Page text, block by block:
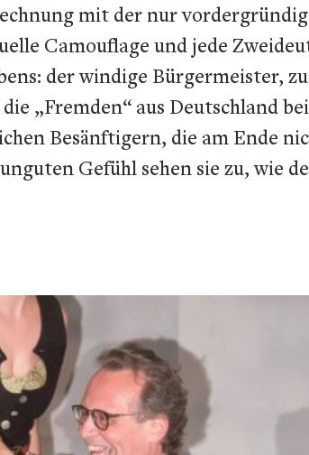
mit der nur
Camouflage und jede
der windige Bürgermeister,
„Fremden“ aus Deutschland
Besänftigern, die am Ende
Gefühl sehen sie zu, wie